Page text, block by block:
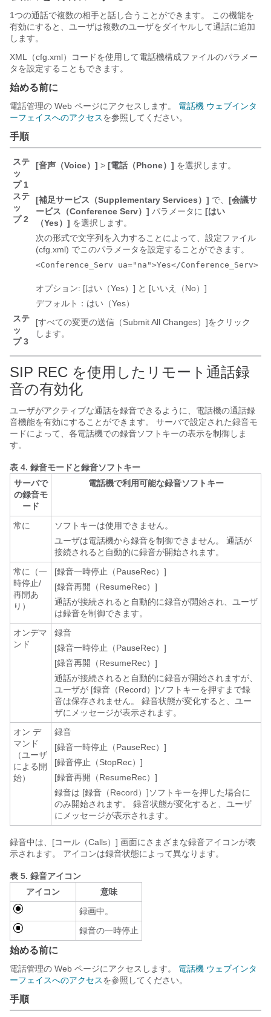
1つの通話で複数の相手と話し合うことができます。 この機能を
有効にすると、ユーザは複数のユーザをダイヤルして通話に追加
します。
XML（cfg.xml）コードを使用して電話機構成ファイルのパラメー
タを設定することもできます。
始める前に
電話管理の Web ページにアクセスします。 電話機 ウェブインタ
ーフェイスへのアクセスを参照してください。
手順
ステ
ッ
プ 1
[音声（Voice）] > [電話（Phone）] を選択します。
ステ
ッ
プ 2
[補足サービス（Supplementary Services）] で、 [会議サ
ービス（Conference Serv）] パラメータに [はい
（Yes）] を選択します。
次の形式で文字列を入力することによって、設定ファイル
(cfg.xml) でこのパラメータを設定することができます。
<Conference_Serv ua="na">Yes</Conference_Serv>
オプション: [はい（Yes）] と [いいえ（No）]
デフォルト：はい（Yes）
ステ
ッ
プ 3
[すべての変更の送信（Submit All Changes）]をクリック
します。
SIP REC を使用したリモート通話録
音の有効化
ユーザがアクティブな通話を録音できるように、電話機の通話録
音機能を有効にすることができます。 サーバで設定された録音モ
ードによって、各電話機での録音ソフトキーの表示を制御しま
す。
表 4. 録音モードと録音ソフトキー
サーバで
の録音モ
ード
電話機で利用可能な録音ソフトキー
常に
ソフトキーは使用できません。
ユーザは電話機から録音を制御できません。 通話が
接続されると自動的に録音が開始されます。
常に（一
時停止/
再開あ
り）
[録音一時停止（PauseRec）]
[録音再開（ResumeRec）]
通話が接続されると自動的に録音が開始され、ユーザ
は録音を制御できます。
オンデマ
ンド
録音
[録音一時停止（PauseRec）]
[録音再開（ResumeRec）]
通話が接続されると自動的に録音が開始されますが、
ユーザが [録音（Record）]ソフトキーを押すまで録
音は保存されません。 録音状態が変化すると、ユー
ザにメッセージが表示されます。
オン デ
マンド
（ユーザ
による開
始）
録音
[録音一時停止（PauseRec）]
[録音停止（StopRec）]
[録音再開（ResumeRec）]
録音は [録音（Record）]ソフトキーを押した場合に
のみ開始されます。 録音状態が変化すると、ユーザ
にメッセージが表示されます。
録音中は、[コール（Calls）] 画面にさまざまな録音アイコンが表
示されます。 アイコンは録音状態によって異なります。
表 5. 録音アイコン
アイコン
意味
録画中。
録音の一時停止
始める前に
電話管理の Web ページにアクセスします。 電話機 ウェブインタ
ーフェイスへのアクセスを参照してください。
手順